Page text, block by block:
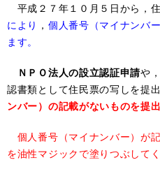
平成２７年１０月５日から，
により ， 個人番号（マイナンバ
ます。
ＮＰＯ法人の設立認証申請や，
認書類として住民票の写しを提
ンバー）の記載がないものを提
個人番号（マイナンバー）が
を油性マジックで塗りつぶしてく